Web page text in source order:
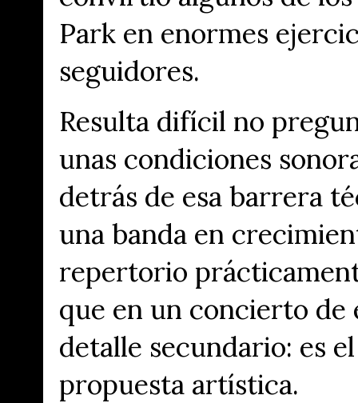
Park en enormes
seguidores.
Resulta difícil no
unas condiciones
detrás de esa barrera
una banda en
repertorio
que en un concierto de
detalle secundario: es
propuesta artística.